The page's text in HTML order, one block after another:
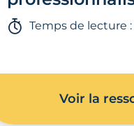
Temps de lecture
Voir la